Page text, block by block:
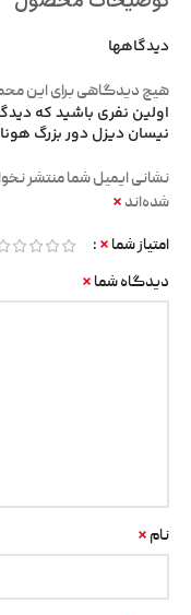
دیدگاهها
هیچ دیدگاهی برای این
اولین نفری باشید که
نیسان دیزل دور بزرگ
نشانی ایمیل شما منتشر
شده‌اند *
امتیاز شما *
دیدگاه شما *
نام *